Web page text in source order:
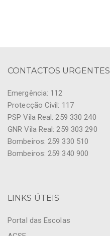
CONTACTOS URGENTES
Emergência: 112
Protecção Civil: 117
PSP Vila Real: 259 330 240
GNR Vila Real: 259 303 290
Bombeiros: 259 330 510
Bombeiros: 259 340 900
LINKS ÚTEIS
Portal das Escolas